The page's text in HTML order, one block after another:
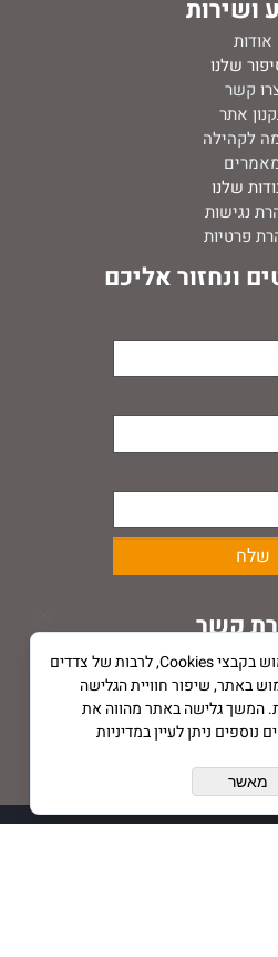
ושירות
אודות
שלנו
קשר
אתר
לקהילה
שלנו
נגישות
פרטיות
ונחזור אליכם
קשר
(בתיאום מראש)
לידיעתך, באתרנו נעשה שימוש בקבצי Cookies, לרבות של צדדים
באתר, שיפור חוויית הגלישה
המשך גלישה באתר מהווה את
ניתן לעיין במדיניות
מאשר